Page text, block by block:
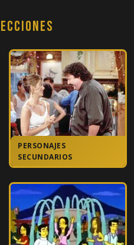
Rachel
PERSONAJES
SECUNDARIOS